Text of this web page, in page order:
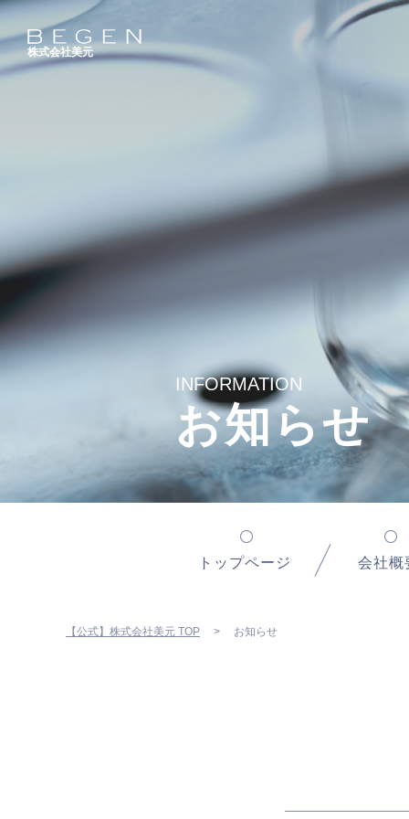
株式会社美元
INFORMATION
お知らせ
トップページ 会社概
【公式】株式会社美元 TOP お知らせ